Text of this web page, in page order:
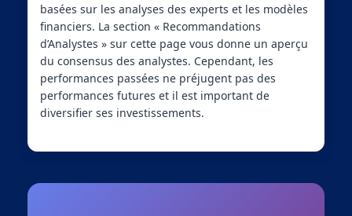
basées sur les analyses des experts et les modèles
financiers. La section « Recommandations
d’Analystes » sur cette page vous donne un aperçu
du consensus des analystes. Cependant, les
performances passées ne préjugent pas des
performances futures et il est important de
diversifier ses investissements.